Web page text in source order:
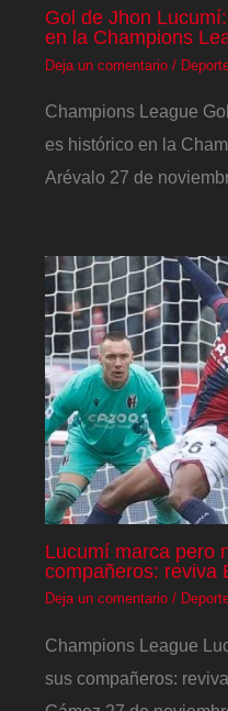
Gol de Jhon
en la Champions
Deja un comentario /
Champions League
es histórico en la
Arévalo 27 de
Lucumí marca pero
compañeros: reviva
Deja un comentario /
Champions League
sus compañeros: